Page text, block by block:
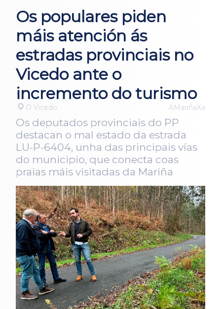
Os populares piden
máis atención ás
estradas provinciais no
Vicedo ante o
incremento do turismo
O Vicedo AMariñaXa
Os deputados provinciais do PP
destacan o mal estado da estrada
LU-P-6404, unha das principais vías
do municipio, que conecta coas
praias máis visitadas da Mariña